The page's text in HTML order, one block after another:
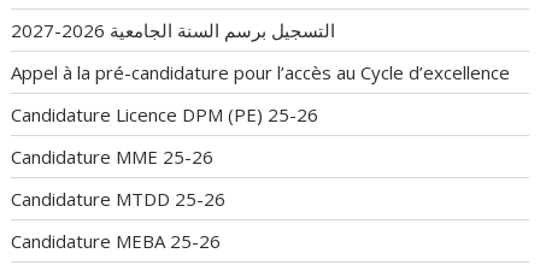
التسجيل برسم السنة الجامعية 2026-2027
Appel à la pré-candidature pour l’accès au Cycle d’excellence
Candidature Licence DPM (PE) 25-26
Candidature MME 25-26
Candidature MTDD 25-26
Candidature MEBA 25-26